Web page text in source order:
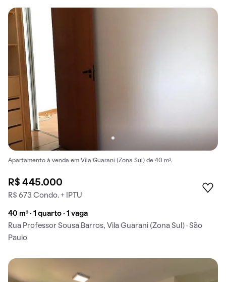
Apartamento à venda em Vila Guarani (Zona Sul) de 40 m².
R$ 445.000
R$ 673 Condo. + IPTU
40 m² · 1 quarto · 1 vaga
Rua Professor Sousa Barros, Vila Guarani (Zona Sul) · São
Paulo